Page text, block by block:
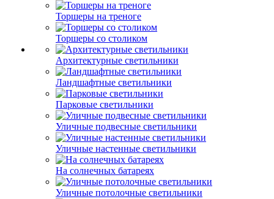
Торшеры на треноге
Торшеры со столиком
Архитектурные светильники
Ландшафтные светильники
Парковые светильники
Уличные подвесные светильники
Уличные настенные светильники
На солнечных батареях
Уличные потолочные светильники